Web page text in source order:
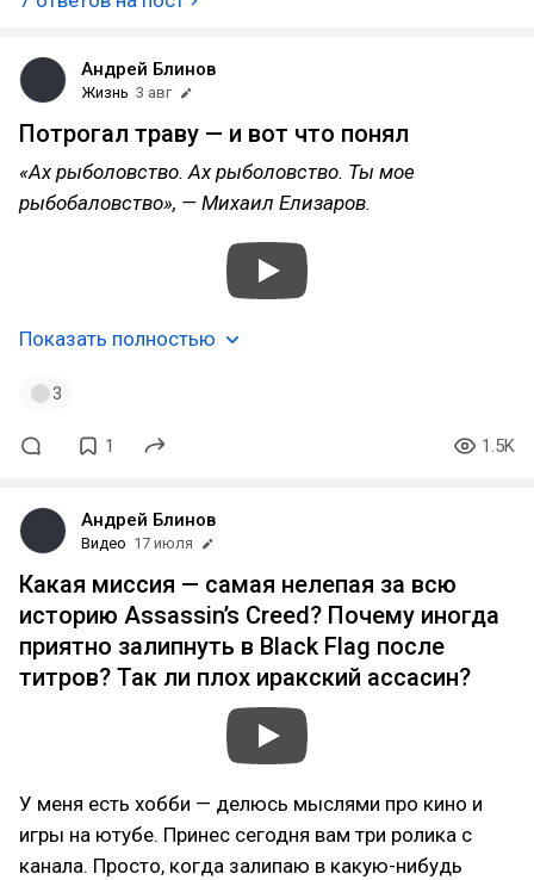
Андрей Блинов
Жизнь 3 авг
Потрогал траву — и вот что понял
«Ах рыболовство. Ах рыболовство. Ты мое
рыбобаловство», — Михаил Елизаров.
Показать полностью
3
1 1.5K
Андрей Блинов
Видео 17 июля
Какая миссия — самая нелепая за всю
историю Assassin’s Creed? Почему иногда
приятно залипнуть в Black Flag после
титров? Так ли плох иракский ассасин?
У меня есть хобби — делюсь мыслями про кино и
игры на ютубе. Принес сегодня вам три ролика с
канала. Просто, когда залипаю в какую-нибудь